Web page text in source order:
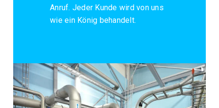
Anruf. Jeder Kunde wird von uns
wie ein König behandelt.